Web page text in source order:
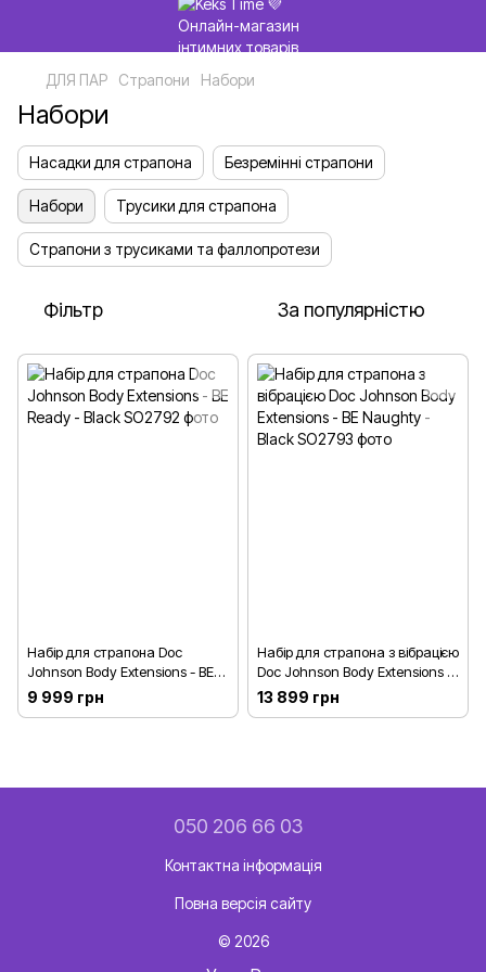
ДЛЯ ПАР Страпони Набори
Набори
Насадки для страпона Безремінні страпони
Набори Трусики для страпона
Страпони з трусиками та фаллопротези
Фільтр За популярністю
Набір для страпона Doc
Johnson Body Extensions - BE
Ready - Black
9 999 грн
Набір для страпона з вібрацією
Doc Johnson Body Extensions -
BE Naughty - Black
13 899 грн
050 206 66 03
Контактна інформація
Повна версія сайту
© 2026